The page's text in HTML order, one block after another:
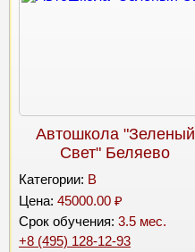
Автошкола "Зеленый
Свет" Беляево
Категории: B
Цена: 45000.00 ₽
Срок обучения: 3.5 мес.
+8 (495) 128-12-93